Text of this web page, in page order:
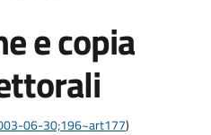
e copia
06-30;196~art177)